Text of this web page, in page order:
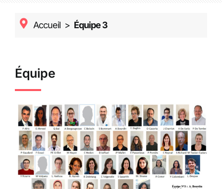
Accueil> Équipe 3
Équipe